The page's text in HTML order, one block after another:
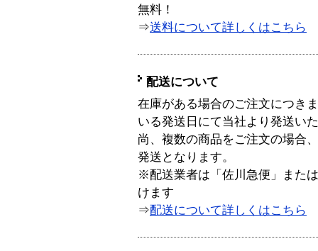
無料！
⇒送料について詳しくはこちら
配送について
在庫がある場合のご注文につき
いる発送日にて当社より発送い
尚、複数の商品をご注文の場合
発送となります。
※配送業者は「佐川急便」また
けます
⇒配送について詳しくはこちら